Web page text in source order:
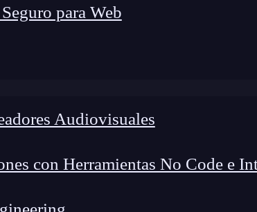
para Web
Audiovisuales
con Herramientas No Code e
del sector tecnológico a nuevos profesionales, combinando